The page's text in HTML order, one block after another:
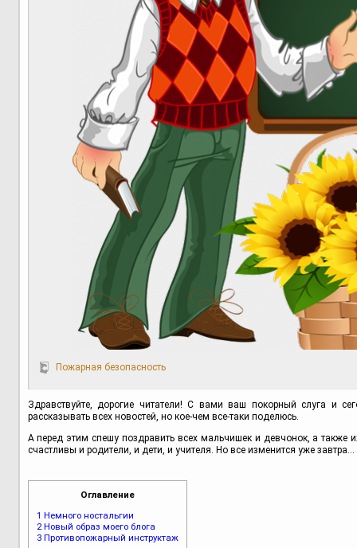
Пожарная безопасность
Здравствуйте, дорогие читатели! С вами ваш покорный слуга и
рассказывать всех новостей, но кое-чем все-таки поделюсь.
А перед этим спешу поздравить всех мальчишек и девчонок, а также
счастливы и родители, и дети, и учителя. Но все изменится уже
Оглавление
1 Немного ностальгии
2Новый образ моего блога
3Противопожарный инструктаж